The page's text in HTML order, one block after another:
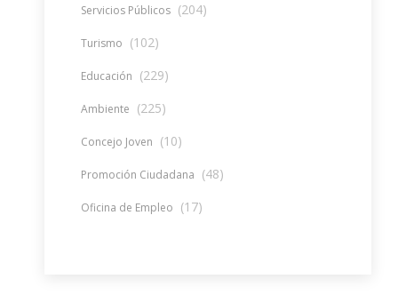
Servicios Públicos (204)
Turismo (102)
Educación (229)
Ambiente (225)
Concejo Joven (10)
Promoción Ciudadana (48)
Oficina de Empleo (17)